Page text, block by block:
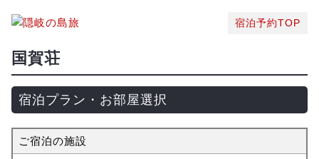
宿泊予約TOP
国賀荘
宿泊プラン・お部屋選択
ご宿泊の施設